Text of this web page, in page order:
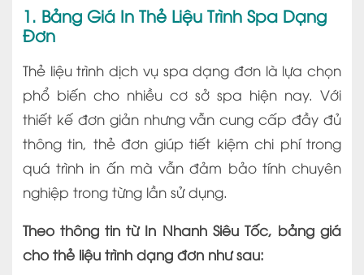
1. Bảng Giá In Thẻ Liệu Trình Spa Dạng
Đơn
Thẻ liệu trình dịch vụ spa dạng đơn là lựa chọn
phổ biến cho nhiều cơ sở spa hiện nay. Với
thiết kế đơn giản nhưng vẫn cung cấp đầy đủ
thông tin, thẻ đơn giúp tiết kiệm chi phí trong
quá trình in ấn mà vẫn đảm bảo tính chuyên
nghiệp trong từng lần sử dụng.
Theo thông tin từ In Nhanh Siêu Tốc, bảng giá
cho thẻ liệu trình dạng đơn như sau: